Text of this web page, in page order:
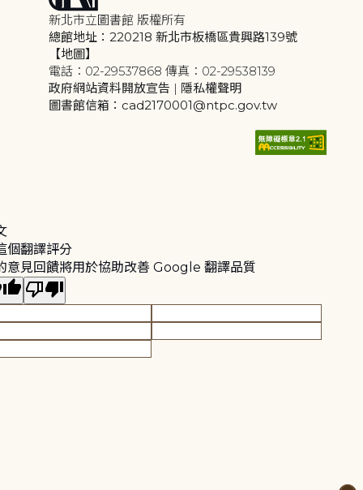
新北市立圖書館 版權所有
總館地址：220218 新北市板橋區貴興路139號
【地圖】
電話：02-29537868 傳真：02-29538139
政府網站資料開放宣告 | 隱私權聲明
圖書館信箱：cad2170001@ntpc.gov.tw
個翻譯評分
意見回饋將用於協助改善 Google 翻譯品質